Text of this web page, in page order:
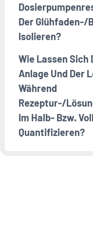
Der Glühfaden-/
Isolieren?
Wie Lassen Sich
Anlage Und Der
Während
Rezeptur-/
Im Halb- Bzw.
Quantifizieren?